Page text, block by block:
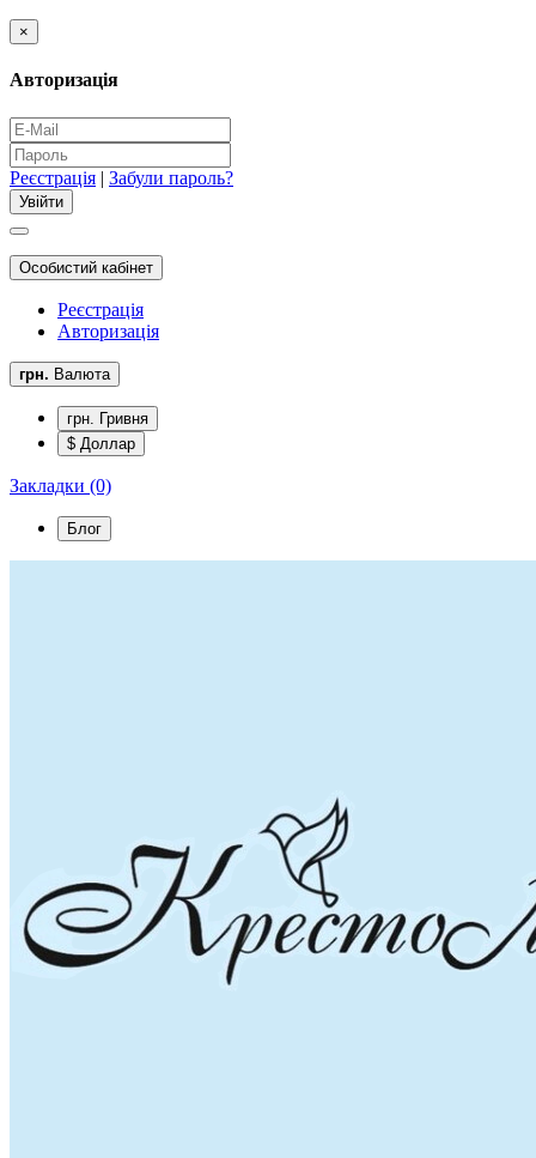
×
Авторизація
Реєстрація | Забули пароль?
Особистий кабінет
Реєстрація
Авторизація
грн. Валюта
грн. Гривня
$ Доллар
Закладки (0)
Блог